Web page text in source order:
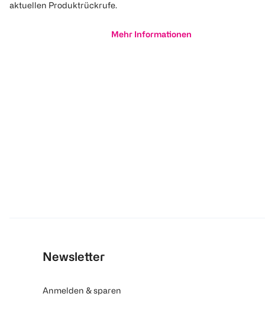
aktuellen Produktrückrufe.
Mehr Informationen
Newsletter
Anmelden & sparen